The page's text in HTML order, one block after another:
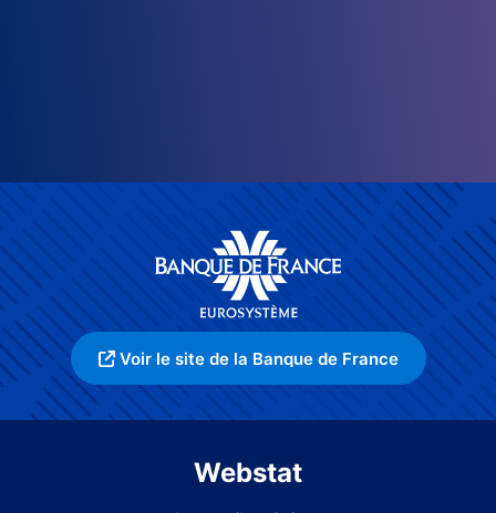
Voir le site de la Banque de France
Webstat